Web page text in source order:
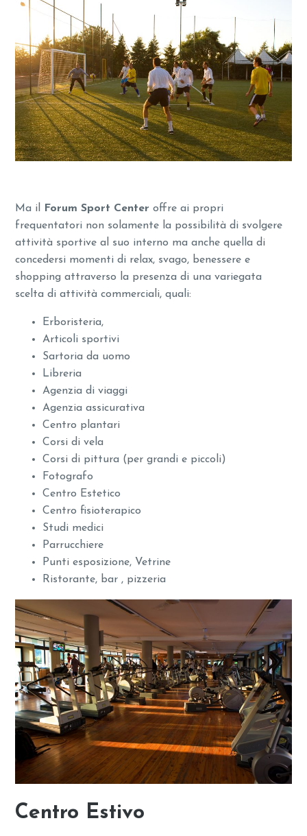
Ma il Forum Sport Center offre ai propri
frequentatori non solamente la possibilità di svolgere
attività sportive al suo interno ma anche quella di
concedersi momenti di relax, svago, benessere e
shopping attraverso la presenza di una variegata
scelta di attività commerciali, quali:
Erboristeria,
Articoli sportivi
Sartoria da uomo
Libreria
Agenzia di viaggi
Agenzia assicurativa
Centro plantari
Corsi di vela
Corsi di pittura (per grandi e piccoli)
Fotografo
Centro Estetico
Centro fisioterapico
Studi medici
Parrucchiere
Punti esposizione, Vetrine
Ristorante, bar , pizzeria
Centro Estivo